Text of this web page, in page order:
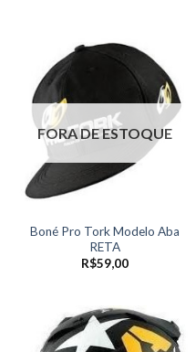
FORA DE ESTOQUE
Boné Pro Tork Modelo Aba
RETA
R$59,00